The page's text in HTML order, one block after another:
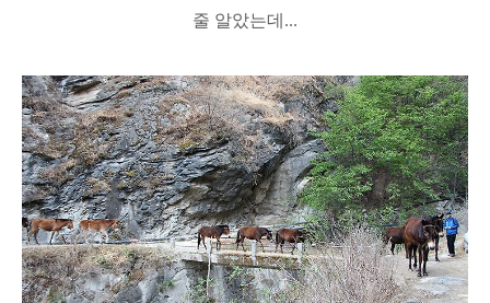
줄 알았는데...